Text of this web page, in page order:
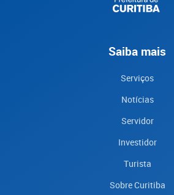
Saiba mais
Serviços
Notícias
Servidor
Investidor
Turista
Sobre Curitiba